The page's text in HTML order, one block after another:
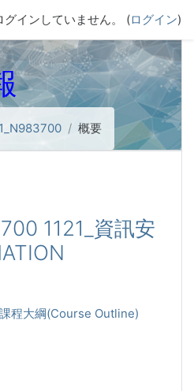
グインしていません。 (ログイン)
概要
1121_資訊安
課程大綱(Course Outline)